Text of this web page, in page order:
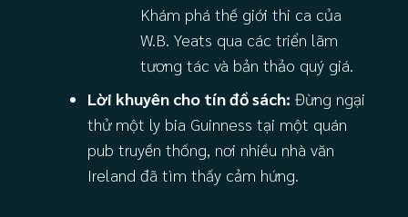
Khám phá thế giới thi ca của
W.B. Yeats qua các triển lãm
tương tác và bản thảo quý giá.
Lời khuyên cho tín đồ sách: Đừng ngại
thử một ly bia Guinness tại một quán
pub truyền thống, nơi nhiều nhà văn
Ireland đã tìm thấy cảm hứng.